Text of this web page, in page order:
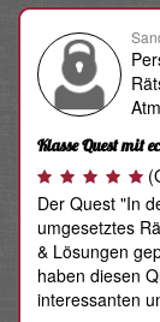
Klasse Quest mit
Der Quest "In
umgesetztes
& Lösungen
haben diesen
interessanten